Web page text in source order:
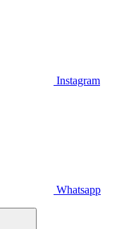
Instagram
Whatsapp